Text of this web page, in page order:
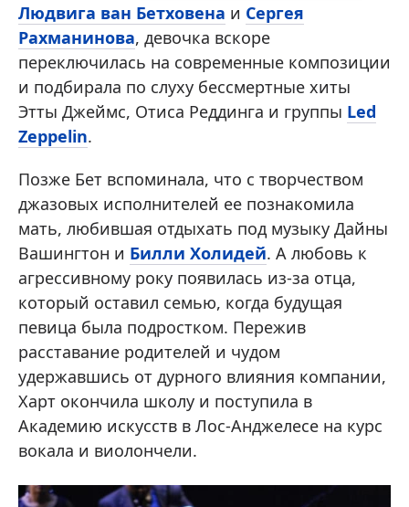
Людвига ван Бетховена и Сергея
Рахманинова, девочка вскоре
переключилась на современные композиции
и подбирала по слуху бессмертные хиты
Этты Джеймс, Отиса Реддинга и группы Led
Zeppelin.
Позже Бет вспоминала, что с творчеством
джазовых исполнителей ее познакомила
мать, любившая отдыхать под музыку Дайны
Вашингтон и Билли Холидей. А любовь к
агрессивному року появилась из-за отца,
который оставил семью, когда будущая
певица была подростком. Пережив
расставание родителей и чудом
удержавшись от дурного влияния компании,
Харт окончила школу и поступила в
Академию искусств в Лос-Анджелесе на курс
вокала и виолончели.